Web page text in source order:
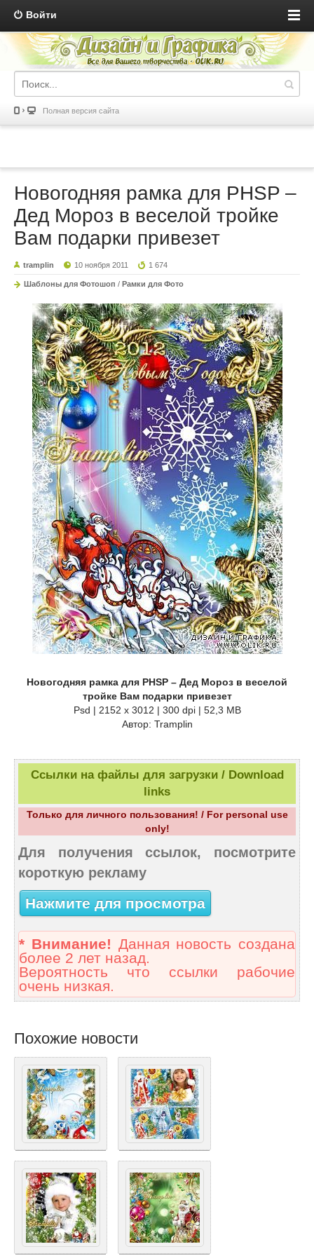
Войти
Полная версия сайта
Новогодняя рамка для PHSP –
Дед Мороз в веселой тройке
Вам подарки привезет
tramplin 10 ноября 2011 1 674
Шаблоны для Фотошоп / Рамки для Фото
Новогодняя рамка для PHSP – Дед Мороз в веселой
тройке Вам подарки привезет
Psd | 2152 x 3012 | 300 dpi | 52,3 MB
Автор: Tramplin
Ссылки на файлы для загрузки / Download
links
Только для личного пользования! / For personal use
only!
Для получения ссылок, посмотрите
короткую рекламу
Нажмите для просмотра
* Внимание! Данная новость создана
более 2 лет назад.
Вероятность что ссылки рабочие
очень низкая.
Похожие новости